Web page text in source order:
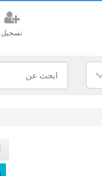
تسجيل